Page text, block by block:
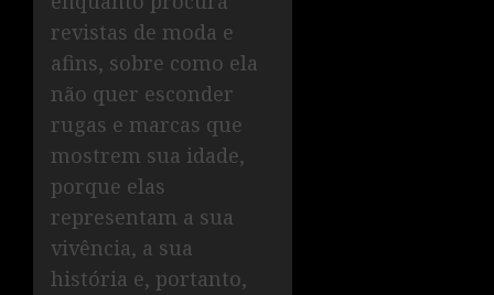
revistas de moda e
afins, sobre como ela
não quer esconder
rugas e marcas que
mostrem sua idade,
porque elas
representam a sua
vivência, a sua
história e, portanto,